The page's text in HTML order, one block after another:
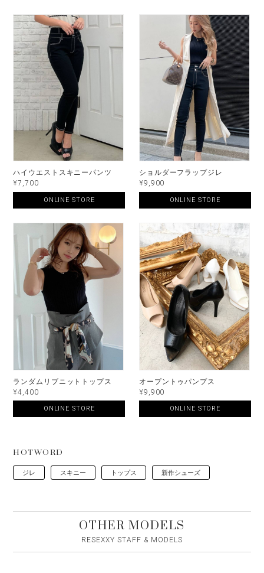
ハイウエストスキニーパンツ
¥7,700
ONLINE STORE
ショルダーフラップジレ
¥9,900
ONLINE STORE
ランダムリブニットトップス
¥4,400
ONLINE STORE
オープントゥパンプス
¥9,900
ONLINE STORE
HOTWORD
ジレ スキニー トップス 新作シューズ
OTHER MODELS
RESEXXY STAFF & MODELS